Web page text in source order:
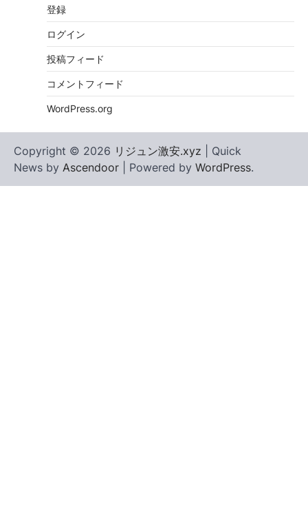
登録
ログイン
投稿フィード
コメントフィード
WordPress.org
Copyright © 2026 リジュン激安.xyz | Quick
News by Ascendoor | Powered by WordPress.